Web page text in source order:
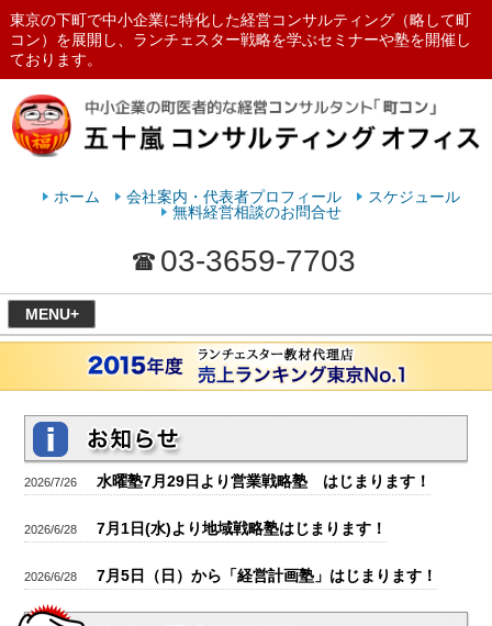
東京の下町で中小企業に特化した経営コンサルティング（略して町
コン）を展開し、ランチェスター戦略を学ぶセミナーや塾を開催し
ております。
ランチェスターの法則を学ぶなら
ホーム 会社案内・代表者プロフィール
スケジュール
無料経営相談のお問合せ
03-3659-7703
MENU+
2026/7/26 水曜塾7月29日より営業戦略塾 はじまります！
2026/6/28 7月1日(水)より地域戦略塾はじまります！
2026/6/28 7月5日（日）から「経営計画塾」はじまります！